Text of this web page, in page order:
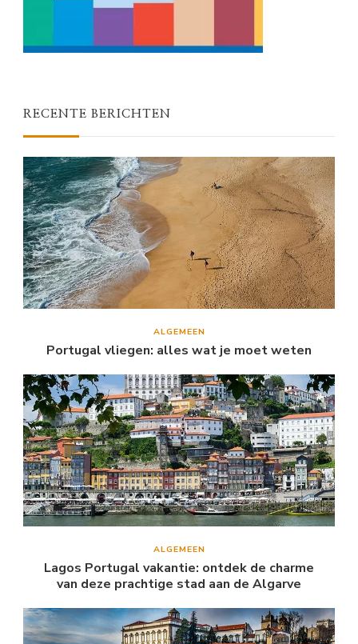
RECENTE BERICHTEN
ALGEMEEN
Portugal vliegen: alles wat je moet weten
ALGEMEEN
Lagos Portugal vakantie: ontdek de charme
van deze prachtige stad aan de Algarve